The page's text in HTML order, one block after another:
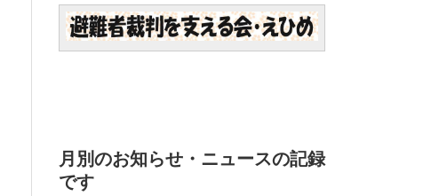
月別のお知らせ・ニュースの記録
です